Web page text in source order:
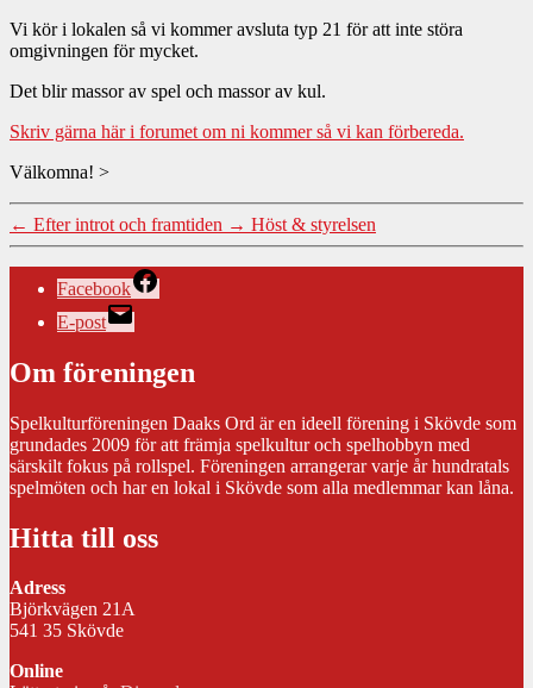
Vi kör i lokalen så vi kommer avsluta typ 21 för att inte störa
omgivningen för mycket.
Det blir massor av spel och massor av kul.
Skriv gärna här i forumet om ni kommer så vi kan förbereda.
Välkomna! >
← Efter introt och framtiden → Höst & styrelsen
Facebook
E-post
Om föreningen
Spelkulturföreningen Daaks Ord är en ideell förening i Skövde som
grundades 2009 för att främja spelkultur och spelhobbyn med
särskilt fokus på rollspel. Föreningen arrangerar varje år hundratals
spelmöten och har en lokal i Skövde som alla medlemmar kan låna.
Hitta till oss
Adress
Björkvägen 21A
541 35 Skövde
Online